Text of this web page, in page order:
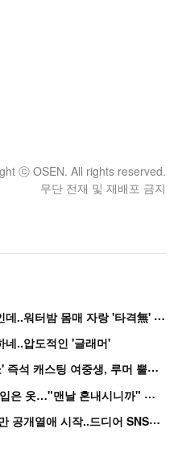
ⓒ OSEN. All rights reserved.
무단 전재 및 재배포 금지
비
비, 성행위 연상 안무로 논란인데..워터밤 몸매 자랑 '타격無' 근황
네..압도적인 '글래머'
“
연습생 아닙니다” 싸이 '흠뻑쇼' 즉석 캐스팅 여중생, 루머 뿔났다[Oh!쎈 이...
홍
진영, '임신설' 종결 작정하고 입은 옷…"맨날 혼내시니까" 억울
'
흑백' 김도윤♥배우 김서연, 4년만 공개열애 시작..드디어 SNS에 노출 [핫피...